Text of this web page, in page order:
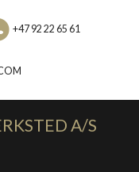
+47 92 22 65 61
A/S